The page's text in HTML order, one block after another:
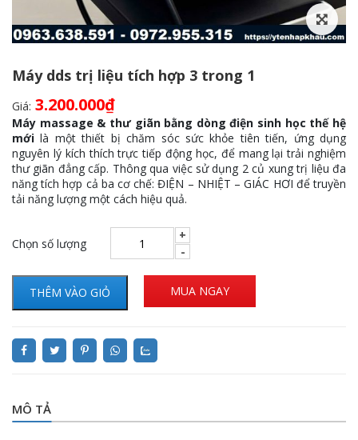
Máy dds trị liệu tích hợp 3 trong 1
Giá: 3.200.000₫
Máy massage & thư giãn bằng dòng điện sinh học thế hệ
mớilà một thiết bị chăm sóc sức khỏe tiên tiến, ứng dụng
nguyên lý kích thích trực tiếp động học, để mang lại trải nghiệm
thư giãn đẳng cấp. Thông qua việc sử dụng 2 củ xung trị liệu đa
năng tích hợp cả ba cơ chế: ĐIỆN – NHIỆT – GIÁC HƠI để truyền
tải năng lượng một cách hiệu quả.
Chọn số lượng
THÊM VÀO GIỎ MUA NGAY
MÔ TẢ